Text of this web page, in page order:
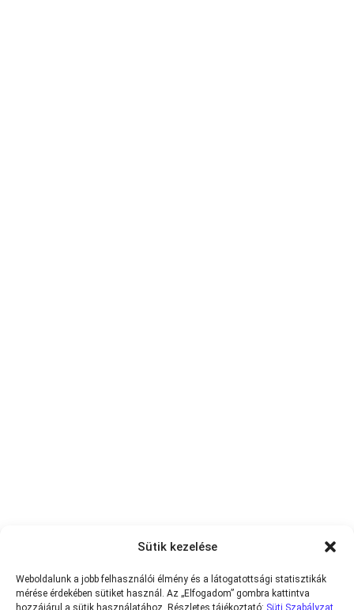
Sütik kezelése
Weboldalunk a jobb felhasználói élmény és a látogatottsági statisztikák
mérése érdekében sütiket használ. Az „Elfogadom” gombra kattintva
hozzájárul a sütik használatához. Részletes tájékoztató: Süti Szabályzat